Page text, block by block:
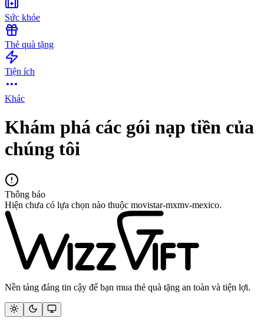
Sức khỏe
Thẻ quà tặng
Tiện ích
Khác
Khám phá các gói nạp tiền của
chúng tôi
Thông báo
Hiện chưa có lựa chọn nào thuộc movistar-mxmv-mexico.
Nền tảng đáng tin cậy để bạn mua thẻ quà tặng an toàn và tiện lợi.